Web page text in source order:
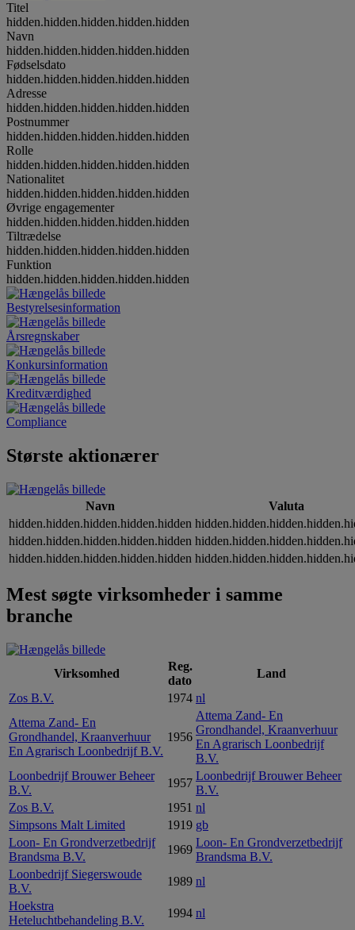
Titel
hidden.hidden.hidden.hidden.hidden
Navn
hidden.hidden.hidden.hidden.hidden
Fødselsdato
hidden.hidden.hidden.hidden.hidden
Adresse
hidden.hidden.hidden.hidden.hidden
Postnummer
hidden.hidden.hidden.hidden.hidden
Rolle
hidden.hidden.hidden.hidden.hidden
Nationalitet
hidden.hidden.hidden.hidden.hidden
Øvrige engagementer
hidden.hidden.hidden.hidden.hidden
Tiltrædelse
hidden.hidden.hidden.hidden.hidden
Funktion
hidden.hidden.hidden.hidden.hidden
Bestyrelsesinformation
Årsregnskaber
Konkursinformation
Kreditværdighed
Compliance
Største aktionærer
Navn
Valuta
hidden.hidden.hidden.hidden.hidden
hidden.hidden.hidden.hidden.hidden
hidden.hidden.hidden.hidden.hidden
Mest søgte virksomheder i samme
branche
Virksomhed
Reg.
dato
Land
Zos B.V.
1974 nl
Attema Zand- En
Grondhandel, Kraanverhuur
En Agrarisch Loonbedrijf B.V.
1956
Attema Zand- En
Grondhandel, Kraanverhuur
En Agrarisch Loonbedrijf
B.V.
Loonbedrijf Brouwer Beheer
B.V.
1957
Loonbedrijf Brouwer Beheer
B.V.
Zos B.V.
1951 nl
Simpsons Malt Limited
1919 gb
Loon- En Grondverzetbedrijf
Brandsma B.V.
1969
Loon- En Grondverzetbedrijf
Brandsma B.V.
Loonbedrijf Siegerswoude
B.V.
1989 nl
Hoekstra
Heteluchtbehandeling B.V.
1994 nl